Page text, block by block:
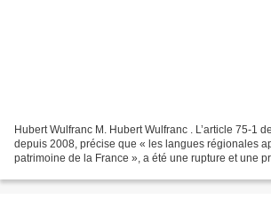
Hubert Wulfranc M. Hubert Wulfranc . L’article 75-1 de la Constitution qui,
depuis 2008, précise que « les langues régionales
patrimoine de la France », a été une rupture et une